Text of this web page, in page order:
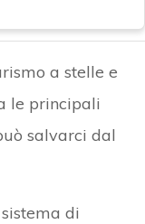
a stelle e
le principali
salvarci dal
di